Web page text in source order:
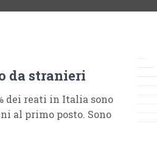
da stranieri
dei reati in Italia sono
al primo posto. Sono